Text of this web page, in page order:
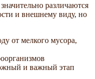
различаются
и внешнему виду, но
от мелкого мусора,
и важный этап